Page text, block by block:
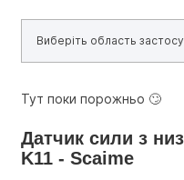
Тут поки порожньо 🙄
Датчик сили з
K11 - Scaime